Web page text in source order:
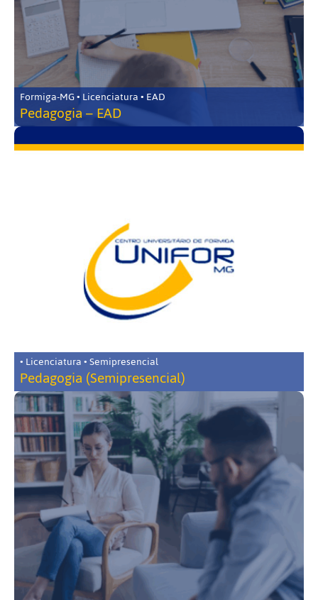
Formiga-MG • Licenciatura • EAD
Pedagogia – EAD
• Licenciatura • Semipresencial
Pedagogia (Semipresencial)